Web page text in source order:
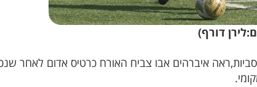
דורף)
ואגרסביות,ראה איברהים אבו צביח האורח כרטיס אדום